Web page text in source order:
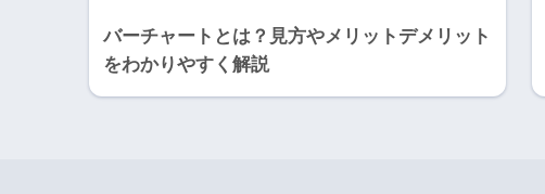
バーチャートとは？見方やメリットデメリット
をわかりやすく解説